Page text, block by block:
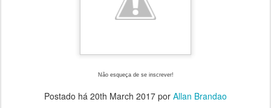
Não esqueça de se inscrever!
Postado há 20th March 2017 por Allan Brandao